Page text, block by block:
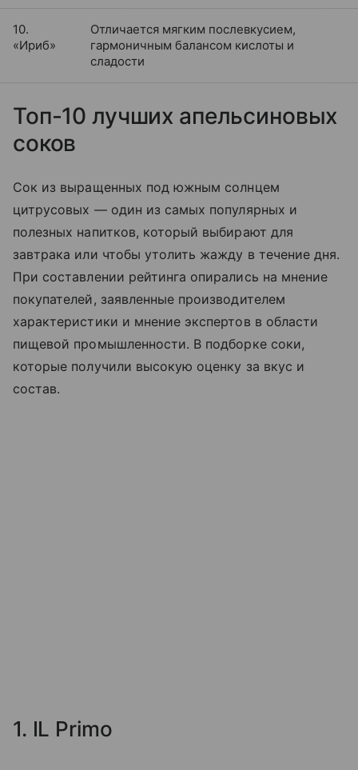
10.
«Ириб»
Отличается мягким послевкусием,
гармоничным балансом кислоты и
сладости
Топ-10 лучших апельсиновых
соков
Сок из выращенных под южным солнцем
цитрусовых — один из самых популярных и
полезных напитков, который выбирают для
завтрака или чтобы утолить жажду в течение дня.
При составлении рейтинга опирались на мнение
покупателей, заявленные производителем
характеристики и мнение экспертов в области
пищевой промышленности. В подборке соки,
которые получили высокую оценку за вкус и
состав.
1. IL Primo